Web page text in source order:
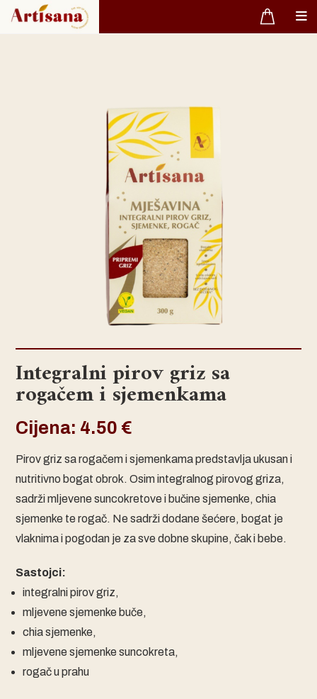
Integralni pirov griz sa
rogačem i sjemenkama
Cijena: 4.50 €
Pirov griz sa rogačem i sjemenkama predstavlja ukusan i
nutritivno bogat obrok. Osim integralnog pirovog griza,
sadrži mljevene suncokretove i bučine sjemenke, chia
sjemenke te rogač. Ne sadrži dodane šećere, bogat je
vlaknima i pogodan je za sve dobne skupine, čak i bebe.
Sastojci:
integralni pirov griz,
mljevene sjemenke buče,
chia sjemenke,
mljevene sjemenke suncokreta,
rogač u prahu